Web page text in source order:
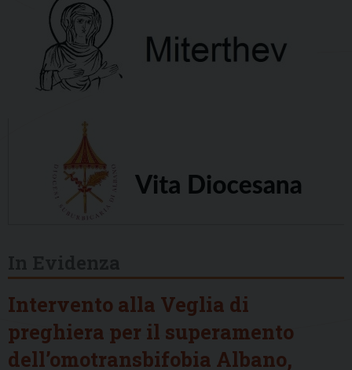
Intervento alla Veglia di
preghiera per il superamento
dell’omotransbifobia Albano,